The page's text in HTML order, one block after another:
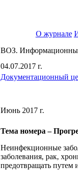
О журнале
ВОЗ.
04.07.2017 г.
Документационный
Июнь 2017 г.
Тема номера –
Неинфекционные
заболевания, рак,
предотвращать путем